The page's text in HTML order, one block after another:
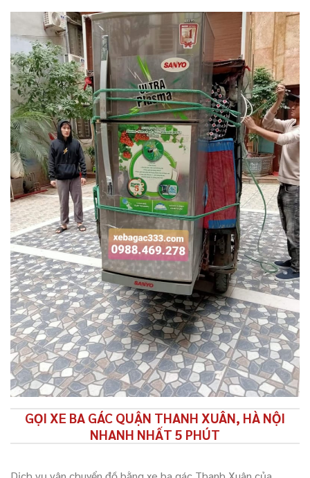
GỌI XE BA GÁC QUẬN THANH XUÂN, HÀ NỘI
NHANH NHẤT 5 PHÚT